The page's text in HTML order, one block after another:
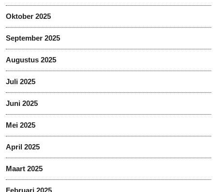
Oktober 2025
September 2025
Augustus 2025
Juli 2025
Juni 2025
Mei 2025
April 2025
Maart 2025
Februari 2025